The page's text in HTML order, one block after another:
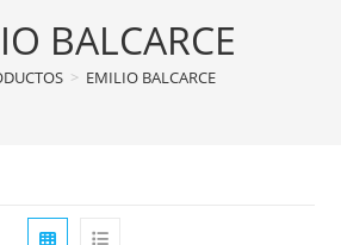
BALCARCE
> EMILIO BALCARCE